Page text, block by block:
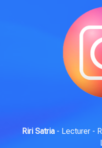
Riri Satria- Lecturer -